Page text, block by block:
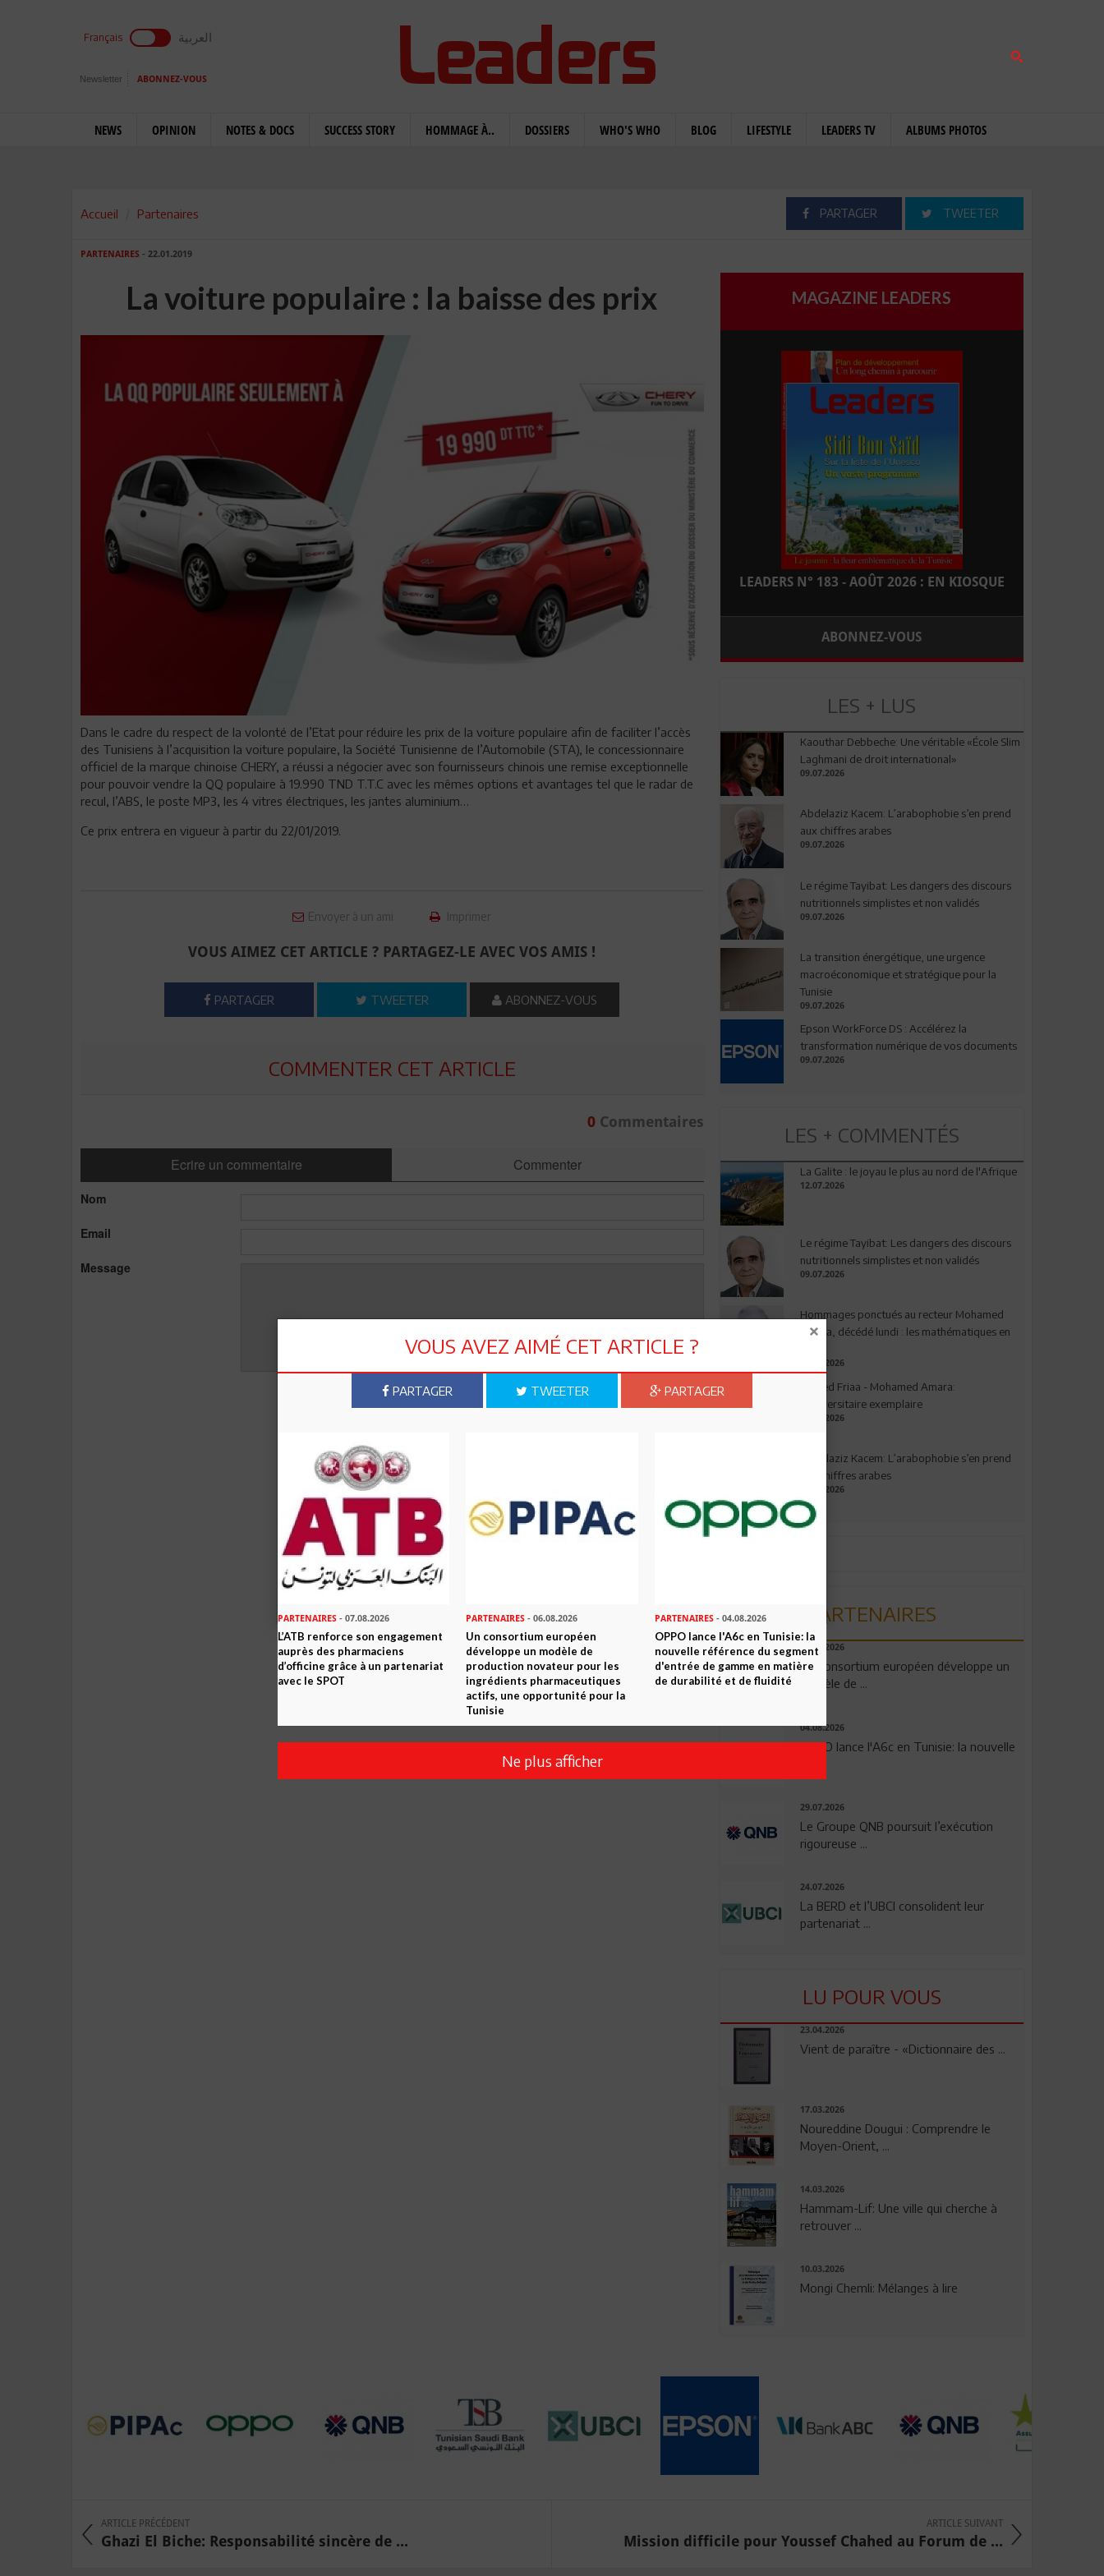
Français العربية
Newsletter ABONNEZ-VOUS
NEWS OPINION NOTES & DOCS SUCCESS STORY HOMMAGE À.. DOSSIERS WHO'S WHO BLOG LIFESTYLE LEADERS TV ALBUMS PHOTOS
Accueil Partenaires PARTAGER TWEETER
PARTENAIRES - 22.01.2019
La voiture populaire : la baisse des prix
Dans le cadre du respect de la volonté de l’Etat pour réduire les prix de la voiture populaire afin de faciliter l’accès
des Tunisiens à l’acquisition la voiture populaire, la Société Tunisienne de l’Automobile (STA), le concessionnaire
officiel de la marque chinoise CHERY, a réussi a négocier avec son fournisseurs chinois une remise exceptionnelle
pour pouvoir vendre la QQ populaire à 19.990 TND T.T.C avec les mêmes options et avantages tel que le radar de
recul, l’ABS, le poste MP3, les 4 vitres électriques, les jantes aluminium…
Ce prix entrera en vigueur à partir du 22/01/2019.
Envoyer à un ami Imprimer
VOUS AIMEZ CET ARTICLE ? PARTAGEZ-LE AVEC VOS AMIS !
PARTAGER TWEETER ABONNEZ-VOUS
COMMENTER CET ARTICLE
0Commentaires
Ecrire un commentaire Commenter
Nom
Email
Message
Envoyer
MAGAZINE LEADERS
LEADERS N° 183 - AOÛT 2026 : EN KIOSQUE
ABONNEZ-VOUS
LES + LUS
Kaouthar Debbeche: Une véritable «École Slim
Laghmani de droit international»
09.07.2026
Abdelaziz Kacem: L’arabophobie s’en prend
aux chiffres arabes
09.07.2026
Le régime Tayibat: Les dangers des discours
nutritionnels simplistes et non validés
09.07.2026
La transition énergétique, une urgence
macroéconomique et stratégique pour la
Tunisie
09.07.2026
Epson WorkForce DS : Accélérez la
transformation numérique de vos documents
09.07.2026
LES + COMMENTÉS
La Galite : le joyau le plus au nord de l'Afrique
12.07.2026
Le régime Tayibat: Les dangers des discours
nutritionnels simplistes et non validés
09.07.2026
Hommages ponctués au recteur Mohamed
Amara, décédé lundi : les mathématiques en
03.08.2026
Ahmed Friaa - Mohamed Amara:
l’Universitaire exemplaire
04.08.2026
Abdelaziz Kacem: L’arabophobie s’en prend
aux chiffres arabes
09.07.2026
PARTENAIRES
06.08.2026
Un consortium européen développe un
modèle de ...
04.08.2026
OPPO lance l'A6c en Tunisie: la nouvelle
29.07.2026
Le Groupe QNB poursuit l’exécution
rigoureuse ...
24.07.2026
La BERD et l’UBCI consolident leur
partenariat ...
LU POUR VOUS
23.04.2026
Vient de paraître - «Dictionnaire des ...
17.03.2026
Noureddine Dougui : Comprendre le
Moyen-Orient, ...
14.03.2026
Hammam-Lif: Une ville qui cherche à
retrouver ...
10.03.2026
Mongi Chemli: Mélanges à lire
ARTICLE PRÉCÉDENT
Ghazi El Biche: Responsabilité sincère de ...
ARTICLE SUIVANT
Mission difficile pour Youssef Chahed au Forum de ...
VOUS AVEZ AIMÉ CET ARTICLE ?
PARTAGER TWEETER PARTAGER
PARTENAIRES - 07.08.2026
L’ATB renforce son engagement
auprès des pharmaciens
d’officine grâce à un partenariat
avec le SPOT
PARTENAIRES - 06.08.2026
Un consortium européen
développe un modèle de
production novateur pour les
ingrédients pharmaceutiques
actifs, une opportunité pour la
Tunisie
PARTENAIRES- 04.08.2026
OPPO lance l'A6c en Tunisie: la
nouvelle référence du segment
d'entrée de gamme en matière
de durabilité et de fluidité
Ne plus afficher